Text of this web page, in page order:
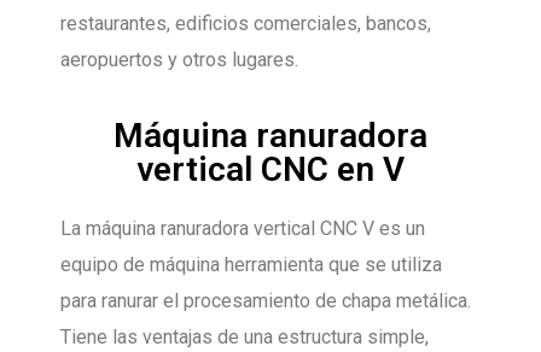
restaurantes, edificios comerciales, bancos,
aeropuertos y otros lugares.
Máquina ranuradora
vertical CNC en V
La máquina ranuradora vertical CNC V es un
equipo de máquina herramienta que se utiliza
para ranurar el procesamiento de chapa metálica.
Tiene las ventajas de una estructura simple,